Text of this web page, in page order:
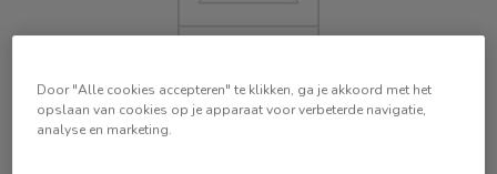
Door "Alle cookies accepteren" te klikken, ga je akkoord met het
opslaan van cookies op je apparaat voor verbeterde navigatie,
analyse en marketing.